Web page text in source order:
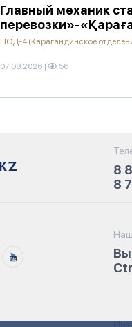
Главный механик
перевозки»-
НОД-4 (Карагандинское
07.08.2026 | 56
8
8